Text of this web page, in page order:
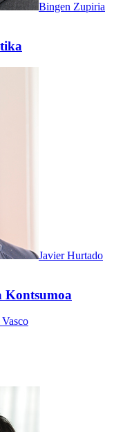
Bingen Zupiria
Javier Hurtado
Kontsumoa